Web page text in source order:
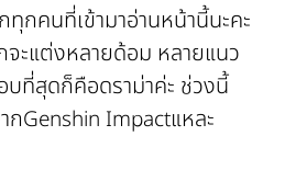
กคนที่เข้ามาอ่านหน้านี้นะคะ
จะแต่งหลายด้อม หลายแนว
ที่สุดก็คือดราม่าค่ะ ช่วงนี้
กGenshin Impactแหละ